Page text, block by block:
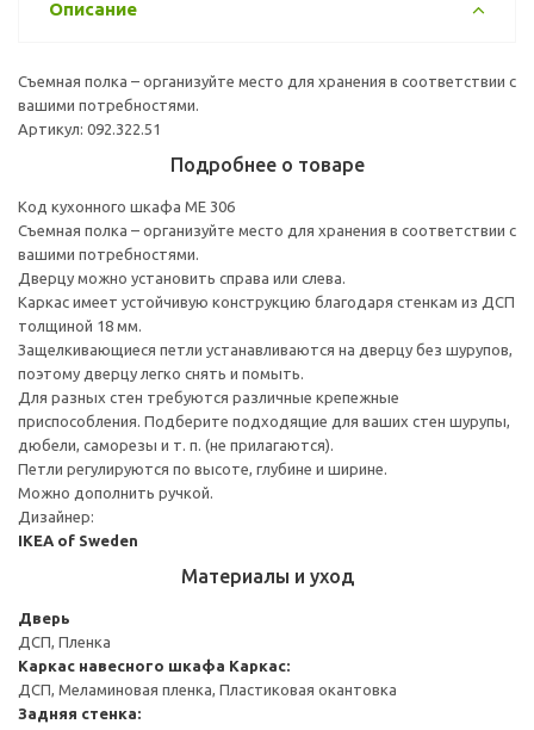
Описание
Съемная полка – организуйте место для хранения в соответствии с
вашими потребностями.
Артикул: 092.322.51
Подробнее о товаре
Код кухонного шкафа ME 306
Съемная полка – организуйте место для хранения в соответствии с
вашими потребностями.
Дверцу можно установить справа или слева.
Каркас имеет устойчивую конструкцию благодаря стенкам из ДСП
толщиной 18 мм.
Защелкивающиеся петли устанавливаются на дверцу без шурупов,
поэтому дверцу легко снять и помыть.
Для разных стен требуются различные крепежные
приспособления. Подберите подходящие для ваших стен шурупы,
дюбели, саморезы и т. п. (не прилагаются).
Петли регулируются по высоте, глубине и ширине.
Можно дополнить ручкой.
Дизайнер:
IKEA of Sweden
Материалы и уход
Дверь
ДСП, Пленка
Каркас навесного шкафа Каркас:
ДСП, Меламиновая пленка, Пластиковая окантовка
Задняя стенка: